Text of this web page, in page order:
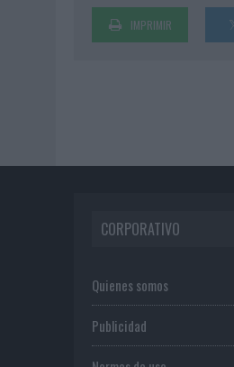
IMPRIMIR
CORPORATIVO
Quienes somos
Publicidad